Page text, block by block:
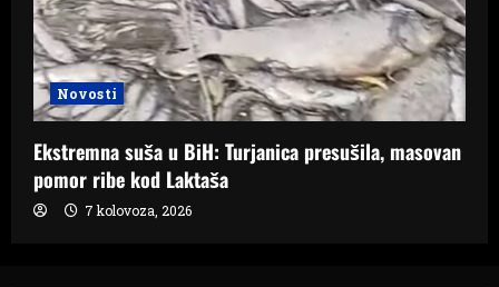
Novosti
Ekstremna suša u BiH: Turjanica presušila, masovan
pomor ribe kod Laktaša
7 kolovoza, 2026